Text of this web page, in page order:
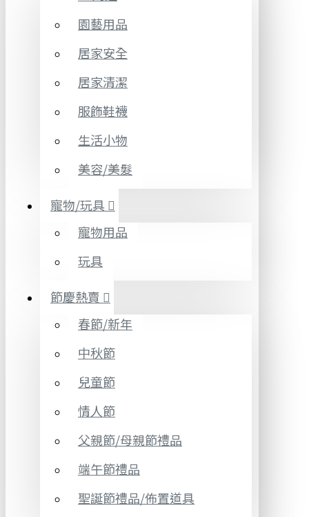
園藝用品
居家安全
居家清潔
服飾鞋襪
生活小物
美容/美髮
寵物/玩具
寵物用品
玩具
節慶熱賣
春節/新年
中秋節
兒童節
情人節
父親節/母親節禮品
端午節禮品
聖誕節禮品/佈置道具